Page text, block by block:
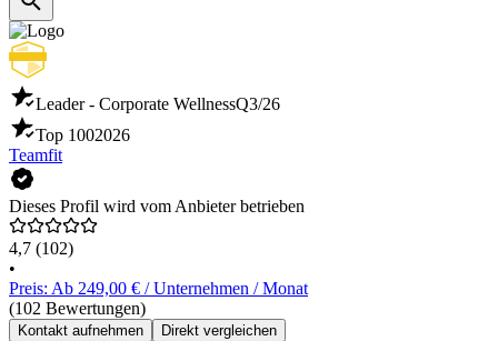
Leader - Corporate WellnessQ3/26
Top 1002026
Teamfit
Dieses Profil wird vom Anbieter betrieben
4,7 (102)
•
Preis: Ab 249,00 € / Unternehmen / Monat
(102 Bewertungen)
Kontakt aufnehmen Direkt vergleichen